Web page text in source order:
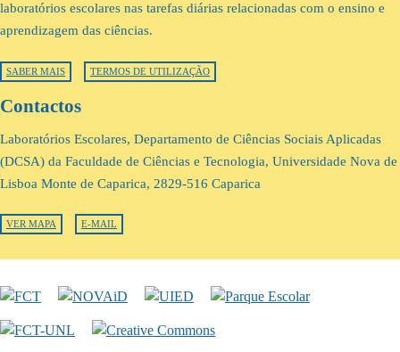
laboratórios escolares nas tarefas diárias relacionadas com o ensino e
aprendizagem das ciências.
SABER MAIS TERMOS DE UTILIZAÇÃO
Contactos
Laboratórios Escolares, Departamento de Ciências Sociais Aplicadas
(DCSA) da Faculdade de Ciências e Tecnologia, Universidade Nova de
Lisboa Monte de Caparica, 2829-516 Caparica
VER MAPA E-MAIL